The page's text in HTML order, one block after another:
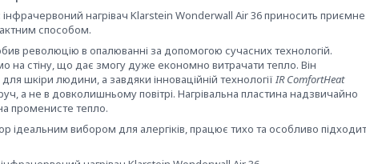
нагрівач Klarstein Wonderwall Air 36 приносить приємне
способом.
революцію в опалюванні за допомогою сучасних технологій.
на стіну, що дає змогу дуже економно витрачати тепло. Він
шкіри людини, а завдяки інноваційній технології IR ComfortHeat
а не в довколишньому повітрі. Нагрівальна пластина надзвичайно
променисте тепло.
ідеальним вибором для алергіків, працює тихо та особливо